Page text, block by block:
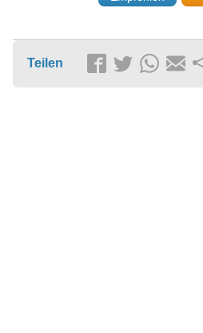
Teilen